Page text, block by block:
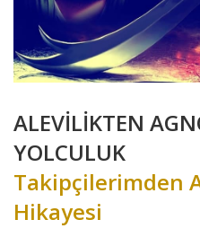
ALEVİLİKTEN
YOLCULUK
Takipçilerimden
Hikayesi